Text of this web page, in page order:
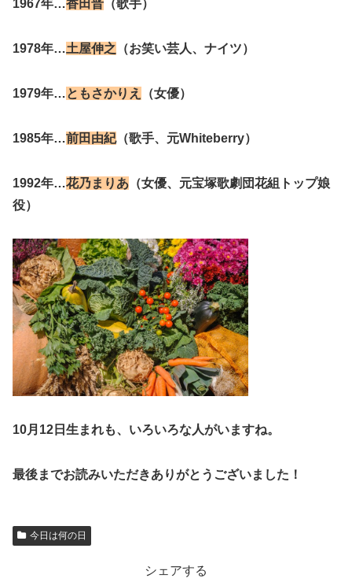
1967年…香田晋 （歌手）
1978年…土屋伸之 （お笑い芸人、ナイツ）
1979年…ともさかりえ （女優）
1985年…前田由紀（歌手、元Whiteberry）
1992年…花乃まりあ （女優、元宝塚歌劇団花組トップ娘
役）
10月12日生まれも、いろいろな人がいますね。
最後までお読みいただきありがとうございました！
今日は何の日
シェアする